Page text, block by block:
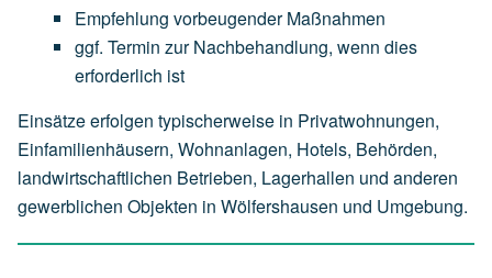
Empfehlung vorbeugender Maßnahmen
ggf. Termin zur Nachbehandlung, wenn dies
erforderlich ist
Einsätze erfolgen typischerweise in Privatwohnungen,
Einfamilienhäusern, Wohnanlagen, Hotels, Behörden,
landwirtschaftlichen Betrieben, Lagerhallen und anderen
gewerblichen Objekten in Wölfershausen und Umgebung.